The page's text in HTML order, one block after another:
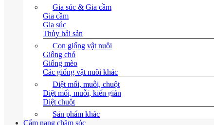
Gia súc & Gia cầm
Gia cầm
Gia súc
Thủy hải sản
Con giống vật nuôi
Giống chó
Giống mèo
Các giống vật nuôi khác
Diệt mối, muỗi, chuột
Diệt mối, muỗi, kiến gián
Diệt chuột
Sản phẩm khác
Cẩm nang chăm sóc